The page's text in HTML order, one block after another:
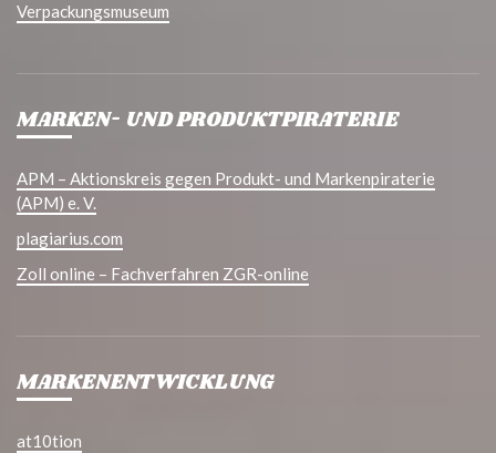
Verpackungsmuseum
MARKEN- UND PRODUKTPIRATERIE
APM – Aktionskreis gegen Produkt- und Markenpiraterie
(APM) e. V.
plagiarius.com
Zoll online – Fachverfahren ZGR-online
MARKENENTWICKLUNG
at10tion